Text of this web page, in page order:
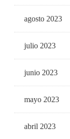
agosto 2023
julio 2023
junio 2023
mayo 2023
abril 2023